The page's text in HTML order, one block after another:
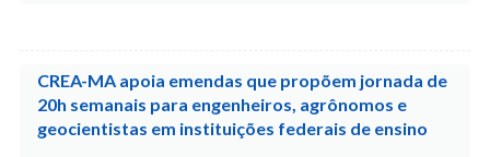
CREA-MA apoia emendas que propõem jornada de
20h semanais para engenheiros, agrônomos e
geocientistas em instituições federais de ensino